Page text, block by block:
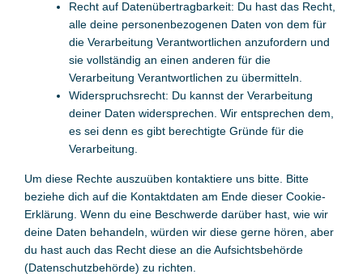
Recht auf Datenübertragbarkeit: Du hast das Recht,
alle deine personenbezogenen Daten von dem für
die Verarbeitung Verantwortlichen anzufordern und
sie vollständig an einen anderen für die
Verarbeitung Verantwortlichen zu übermitteln.
Widerspruchsrecht: Du kannst der Verarbeitung
deiner Daten widersprechen. Wir entsprechen dem,
es sei denn es gibt berechtigte Gründe für die
Verarbeitung.
Um diese Rechte auszuüben kontaktiere uns bitte. Bitte
beziehe dich auf die Kontaktdaten am Ende dieser Cookie-
Erklärung. Wenn du eine Beschwerde darüber hast, wie wir
deine Daten behandeln, würden wir diese gerne hören, aber
du hast auch das Recht diese an die Aufsichtsbehörde
(Datenschutzbehörde) zu richten.